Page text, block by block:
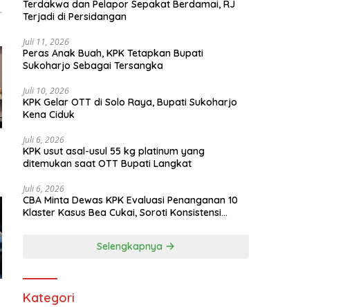
Terdakwa dan Pelapor Sepakat Berdamai, RJ
Terjadi di Persidangan
Juli 11, 2026
Peras Anak Buah, KPK Tetapkan Bupati
Sukoharjo Sebagai Tersangka
Juli 10, 2026
KPK Gelar OTT di Solo Raya, Bupati Sukoharjo
Kena Ciduk
Juli 6, 2026
KPK usut asal-usul 55 kg platinum yang
ditemukan saat OTT Bupati Langkat
Juli 6, 2026
CBA Minta Dewas KPK Evaluasi Penanganan 10
Klaster Kasus Bea Cukai, Soroti Konsistensi
Selengkapnya
Kategori